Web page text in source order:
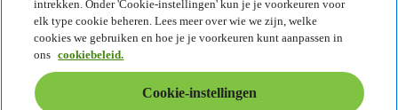
Earthion
Privacybeleid
Cookiebeleid
Juridische informatie
Aanvullende juridische informatie
Toegankelijkheidsbeleid
intrekken. Onder 'Cookie-instellingen' kun je je voorkeuren voor
elk type cookie beheren. Lees meer over wie we zijn, welke
cookies we gebruiken en hoe je je voorkeuren kunt aanpassen in
ons cookiebeleid.
Cookie-instellingen